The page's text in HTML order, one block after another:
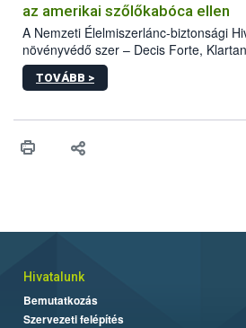
az amerikai szőlőkabóca ellen
A Nemzeti Élelmiszerlánc-biztonsági
növényvédő szer – Decis Forte,
engedélyokiratát módosította, így azok
egészen a vesszőérettség (BBCH 91)
érésű szőlőkben is legyen lehetőség
felhasználók számára is elérhető és
TOVÁBB >
Hivatalunk
Bemutatkozás
Szervezeti felépítés